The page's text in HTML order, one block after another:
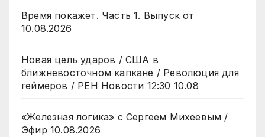
Время покажет. Часть 1. Выпуск от
10.08.2026
Новая цель ударов / США в
ближневосточном капкане / Революция для
геймеров / РЕН Новости 12:30 10.08
«Железная логика» с Сергеем Михеевым /
Эфир 10.08.2026